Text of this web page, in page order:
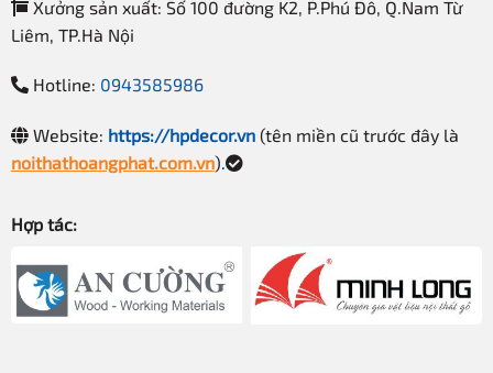
Xưởng sản xuất: Số 100 đường K2, P.Phú Đô, Q.Nam Từ
Liêm, TP.Hà Nội
Hotline: 0943585986
Website: https://hpdecor.vn(tên miền cũ trước đây là
noithathoangphat.com.vn).
Hợp tác: